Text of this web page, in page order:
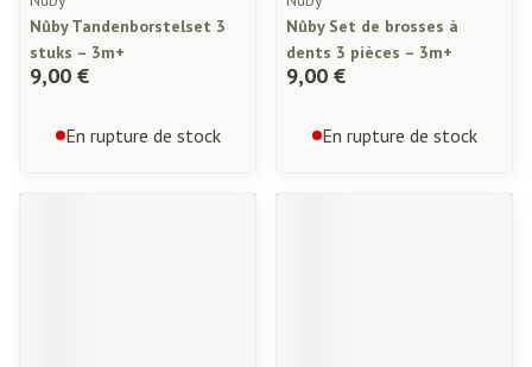
Nûby Tandenborstelset 3
stuks – 3m+
9,00 €
En rupture de stock
Nûby Set de brosses à
dents 3 pièces – 3m+
9,00 €
En rupture de stock